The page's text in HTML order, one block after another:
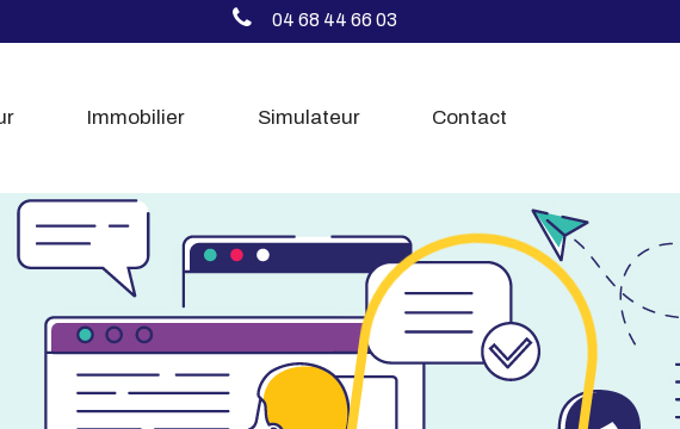
04 68 44 66 03
Immobilier Simulateur Contact